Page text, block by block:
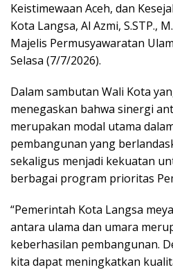
Keistimewaan Aceh, dan
Kota Langsa, Al Azmi, S.STP.,
Majelis Permusyawaratan
Selasa (7/7/2026).
Dalam sambutan Wali Kota
menegaskan bahwa sinergi
merupakan modal utama
pembangunan yang
sekaligus menjadi kekuatan
berbagai program prioritas
“Pemerintah Kota Langsa
antara ulama dan umara
keberhasilan pembangunan.
kita dapat meningkatkan